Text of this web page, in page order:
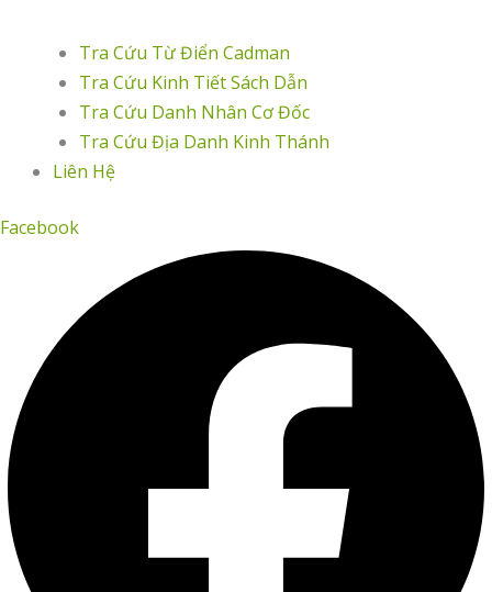
Tra Cứu Từ Điển Cadman
Tra Cứu Kinh Tiết Sách Dẫn
Tra Cứu Danh Nhân Cơ Đốc
Tra Cứu Địa Danh Kinh Thánh
Liên Hệ
Facebook